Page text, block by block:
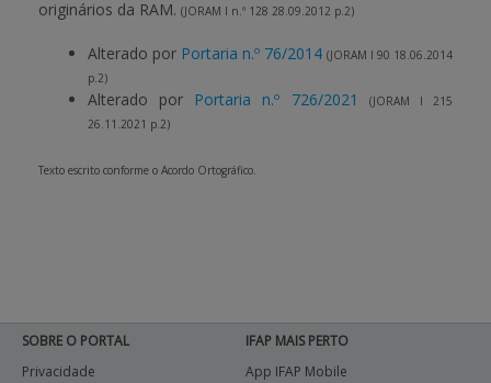
originários da RAM. (JORAM I n.º 128 28.09.2012 p.2)
Alterado por Portaria n.º 76/2014 (JORAM I 90 18.06.2014
p.2)
Alterado por Portaria n.º 726/2021
(JORAM I 215
26.11.2021 p.2)
Texto escrito conforme o Acordo Ortográfico.
SOBRE O PORTAL
Privacidade
IFAP MAIS PERTO
App IFAP Mobile